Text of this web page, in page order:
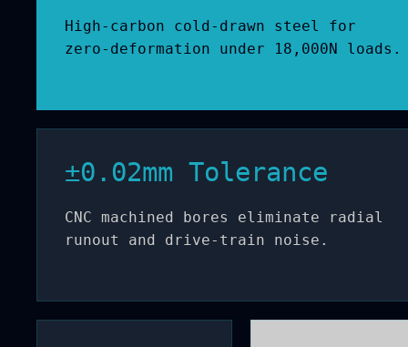
High-carbon cold-drawn steel for
zero-deformation under 18,000N loads.
±0.02mm Tolerance
CNC machined bores eliminate radial
runout and drive-train noise.